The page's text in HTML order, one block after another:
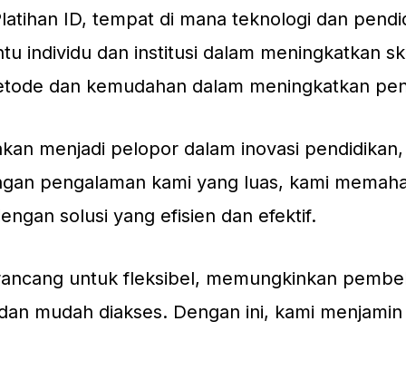
ID, tempat di mana teknologi dan
individu dan institusi dalam meningkatkan
dan kemudahan dalam meningkatkan
menjadi pelopor dalam inovasi
pengalaman kami yang luas, kami
solusi yang efisien dan efektif.
untuk fleksibel, memungkinkan
mudah diakses. Dengan ini, kami